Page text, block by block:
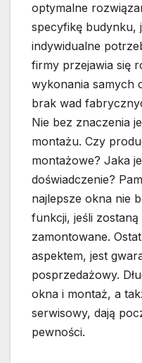
optymalne
specyfikę budynku,
indywidualne
firmy przejawia się
wykonania samych
brak wad
Nie bez znaczenia
montażu. Czy
montażowe? Jaka
doświadczenie?
najlepsze okna nie
funkcji, jeśli zostaną
zamontowane.
aspektem, jest
posprzedażowy.
okna i montaż, a
serwisowy, dają
pewności.